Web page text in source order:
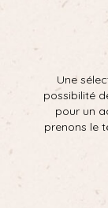
Une
possibilité
pour un
prenons le